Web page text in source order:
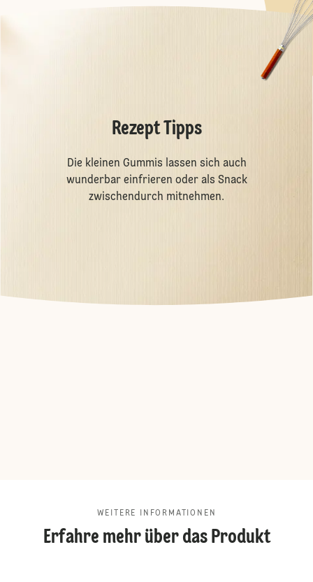
Rezept Tipps
Die kleinen Gummis lassen sich auch
wunderbar einfrieren oder als Snack
zwischendurch mitnehmen.
WEITERE INFORMATIONEN
Erfahre mehr über das Produkt